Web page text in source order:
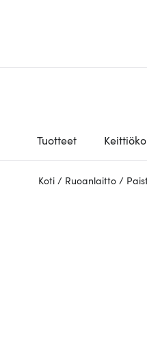
Tuotteet
Koti / Ruoanlaitto /